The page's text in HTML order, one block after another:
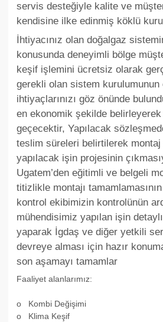
servis desteğiyle kalite ve
kendisine ilke edinmiş köklü
İhtiyacınız olan doğalgaz
konusunda deneyimli bölge
keşif işlemini ücretsiz olarak
gerekli olan sistem kurulumunun
ihtiyaçlarınızı göz önünde
en ekonomik şekilde
geçecektir, Yapılacak
teslim süreleri belirtilerek
yapılacak işin projesinin
Ugatem’den eğitimli ve belgeli
titizlikle montajı
kontrol ekibimizin kontrolünün
mühendisimiz yapılan işin
yaparak İgdaş ve diğer yetkili
devreye alması için hazır
son aşamayı tamamlar
Faaliyet alanlarımız:
o Kombi Değişimi
o Klima Keşif